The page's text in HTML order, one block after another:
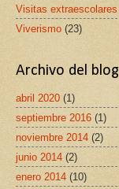
Visitas extraescolares
Viverismo (23)
Archivo del blog
abril 2020 (1)
septiembre 2016 (1)
noviembre 2014 (2)
junio 2014 (2)
enero 2014 (10)